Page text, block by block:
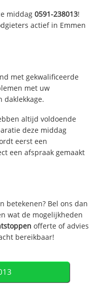
middag0591-238013!
actief in Emmen
met gekwalificeerde
met uw
daklekkage.
altijd voldoende
deze middag
eerst een
een afspraak gemaakt
betekenen? Bel ons dan
wat de mogelijkheden
offerte of advies
bereikbaar!